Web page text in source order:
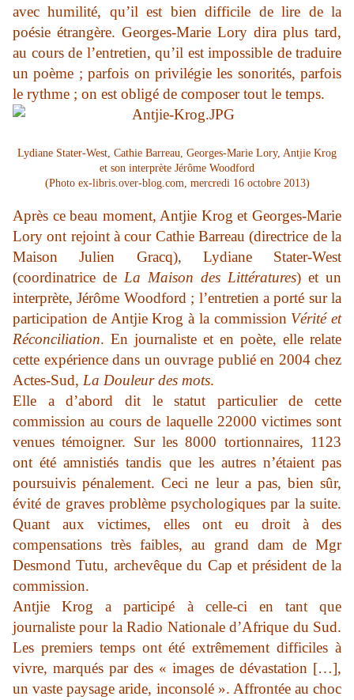
avec humilité, qu’il est bien difficile de lire de la
poésie étrangère. Georges-Marie Lory dira plus tard,
au cours de l’entretien, qu’il est impossible de traduire
un poème ; parfois on privilégie les sonorités, parfois
le rythme ; on est obligé de composer tout le temps.
Lydiane Stater-West, Cathie Barreau, Georges-Marie Lory, Antjie Krog
et son interprète Jérôme Woodford
(Photo ex-libris.over-blog.com, mercredi 16 octobre 2013)
Après ce beau moment, Antjie Krog et Georges-Marie
Lory ont rejoint à cour Cathie Barreau (directrice de la
Maison Julien Gracq), Lydiane Stater-West
(coordinatrice de La Maison des Littératures) et un
interprète, Jérôme Woodford ; l’entretien a porté sur la
participation de Antjie Krog à la commission Vérité et
Réconciliation. En journaliste et en poète, elle relate
cette expérience dans un ouvrage publié en 2004 chez
Actes-Sud, La Douleur des mots.
Elle a d’abord dit le statut particulier de cette
commission au cours de laquelle 22000 victimes sont
venues témoigner. Sur les 8000 tortionnaires, 1123
ont été amnistiés tandis que les autres n’étaient pas
poursuivis pénalement. Ceci ne leur a pas, bien sûr,
évité de graves problème psychologiques par la suite.
Quant aux victimes, elles ont eu droit à des
compensations très faibles, au grand dam de Mgr
Desmond Tutu, archevêque du Cap et président de la
commission.
Antjie Krog a participé à celle-ci en tant que
journaliste pour la Radio Nationale d’Afrique du Sud.
Les premiers temps ont été extrêmement difficiles à
vivre, marqués par des « images de dévastation […],
un vaste paysage aride, inconsolé ». Affrontée au choc